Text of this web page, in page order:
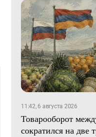
11:42, 6 августа 2026
Товарооборот
сократился на две